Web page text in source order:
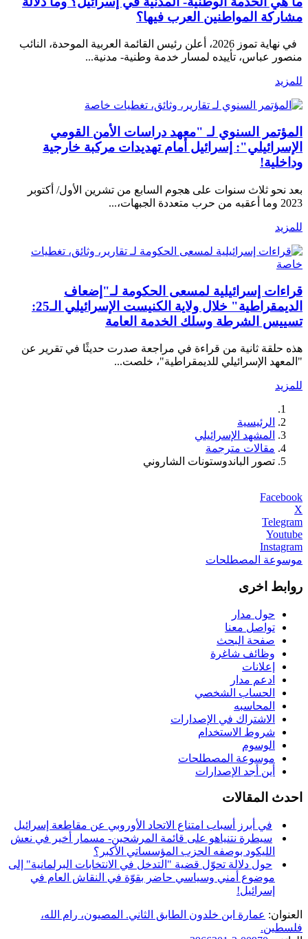
مشاركة المواطنين العرب فيها؟
في نهاية تموز 2026، أعلن رئيس القائمة العربية الموحدة، النائب
منصور عباس، تأييده لمسار خدمة وطنية- مدنية...
للمزيد
تقارير، وثائق، تغطيات خاصة
المؤتمر السنوي لـ "معهد دراسات الأمن القومي
الإسرائيلي": إسرائيل أمام تهديدات مركبة خارجية
وداخلية!
بعد نحو ثلاث سنوات على هجوم السابع من تشرين الأول/ أكتوبر
2023 وما أعقبه من حرب متعددة الجبهات،...
للمزيد
تقارير، وثائق، تغطيات
خاصة
قراءات إسرائيلية لمسعى الحكومة لـ"إضعاف
الديمقراطية" خلال ولاية الكنيست الإسرائيلي الـ25:
تسييس الشرطة وسلك الخدمة العامة
هذه حلقة ثانية من قراءة في مراجعة صدرت حديثًا في تقرير عن
"المعهد الإسرائيلي للديمقراطية"، خلصت...
للمزيد
الرئيسية
المشهد الإسرائيلي
مقالات مترجمة
تصور الباندوستونات الشاروني
Facebook
X
Telegram
Youtube
Instagram
موسوعة المصطلحات
روابط اخرى
حول مدار
تواصل معنا
صفحة البحث
وظائف شاغرة
إعلانات
ادعم مدار
الحساب الشخصي
المحاسبه
الاشتراك في الإصدارات
شروط الاستخدام
الوسوم
موسوعة المصطلحات
أين أجد الإصدارات
احدث المقالات
في أبرز أسباب امتناع الاتحاد الأوروبي عن مقاطعة إسرائيل
سيطرة نتنياهو على قائمة المرشحين- مسمار أخير في نعش
الليكود بوصفه الحزب المؤسساتي الأكبر؟
حول دلالة تحوّل قضية "التدخل في الانتخابات البرلمانية" إلى
موضوع أمني وسياسي حاضر بقوّة في النقاش العام في
إسرائيل!
العنوان: عمارة ابن خلدون الطابق الثاني. المصيون، رام الله،
فلسطين.